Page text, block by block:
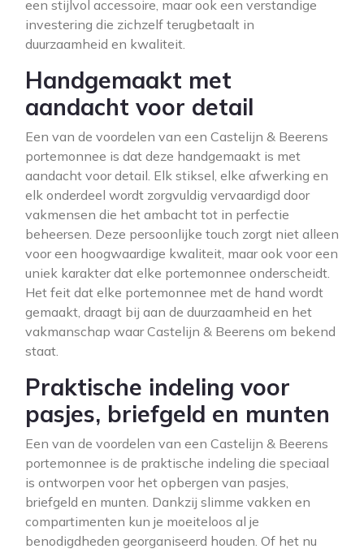
een stijlvol accessoire, maar ook een verstandige
investering die zichzelf terugbetaalt in
duurzaamheid en kwaliteit.
Handgemaakt met
aandacht voor detail
Een van de voordelen van een Castelijn & Beerens
portemonnee is dat deze handgemaakt is met
aandacht voor detail. Elk stiksel, elke afwerking en
elk onderdeel wordt zorgvuldig vervaardigd door
vakmensen die het ambacht tot in perfectie
beheersen. Deze persoonlijke touch zorgt niet alleen
voor een hoogwaardige kwaliteit, maar ook voor een
uniek karakter dat elke portemonnee onderscheidt.
Het feit dat elke portemonnee met de hand wordt
gemaakt, draagt bij aan de duurzaamheid en het
vakmanschap waar Castelijn & Beerens om bekend
staat.
Praktische indeling voor
pasjes, briefgeld en munten
Een van de voordelen van een Castelijn & Beerens
portemonnee is de praktische indeling die speciaal
is ontworpen voor het opbergen van pasjes,
briefgeld en munten. Dankzij slimme vakken en
compartimenten kun je moeiteloos al je
benodigdheden georganiseerd houden. Of het nu